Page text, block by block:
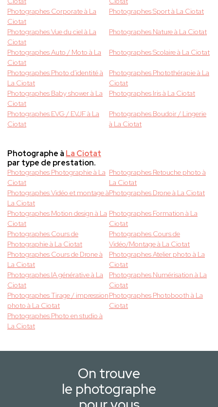
Photographes Corporate à La
Ciotat
Photographes Sport à La Ciotat
Photographes Vue du ciel à La
Ciotat
Photographes Nature à La Ciotat
Photographes Auto / Moto à La
Ciotat
Photographes Scolaire à La Ciotat
Photographes Photo d'identité à
La Ciotat
Photographes Photothérapie à La
Ciotat
Photographes Baby shower à La
Ciotat
Photographes Iris à La Ciotat
Photographes EVG / EVJF à La
Ciotat
Photographes Boudoir / Lingerie
à La Ciotat
Photographe à La Ciotat
par type de prestation.
Photographes Photographie à La
Ciotat
Photographes Retouche photo à
La Ciotat
Photographes Vidéo et montage à
La Ciotat
Photographes Drone à La Ciotat
Photographes Motion design à La
Ciotat
Photographes Formation à La
Ciotat
Photographes Cours de
Photographie à La Ciotat
Photographes Cours de
Vidéo/Montage à La Ciotat
Photographes Cours de Drone à
La Ciotat
Photographes Atelier photo à La
Ciotat
Photographes IA générative à La
Ciotat
Photographes Numérisation à La
Ciotat
Photographes Tirage / impression
photo à La Ciotat
Photographes Photobooth à La
Ciotat
Photographes Photo en studio à
La Ciotat
On trouve
le photographe